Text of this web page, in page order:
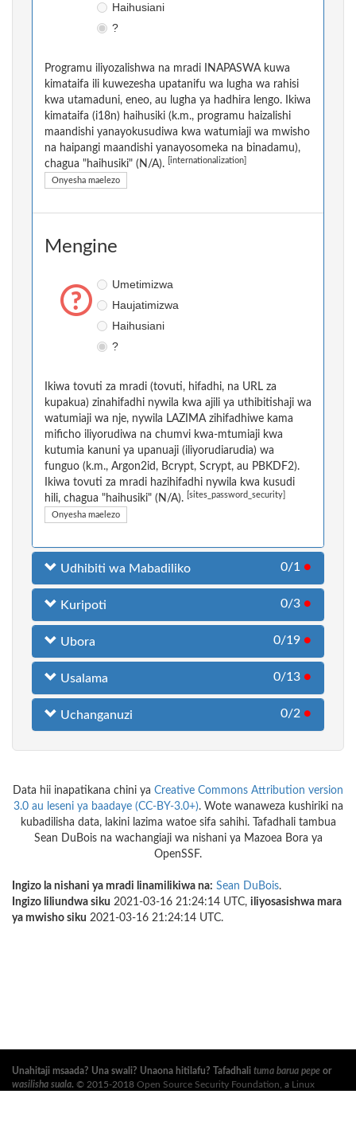
Haihusiani
?
Programu iliyozalishwa na mradi INAPASWA kuwa
kimataifa ili kuwezesha upatanifu wa lugha wa rahisi
kwa utamaduni, eneo, au lugha ya hadhira lengo. Ikiwa
kimataifa (i18n) haihusiki (k.m., programu haizalishi
maandishi yanayokusudiwa kwa watumiaji wa mwisho
na haipangi maandishi yanayosomeka na binadamu),
chagua "haihusiki" (N/A).
[internationalization]
Onyesha maelezo
Mengine
Umetimizwa
Haujatimizwa
Haihusiani
?
Ikiwa tovuti za mradi (tovuti, hifadhi, na URL za
kupakua) zinahifadhi nywila kwa ajili ya uthibitishaji wa
watumiaji wa nje, nywila LAZIMA zihifadhiwe kama
mificho iliyorudiwa na chumvi kwa-mtumiaji kwa
kutumia kanuni ya upanuaji (iliyorudiarudia) wa
funguo (k.m., Argon2id, Bcrypt, Scrypt, au PBKDF2).
Ikiwa tovuti za mradi hazihifadhi nywila kwa kusudi
hili, chagua "haihusiki" (N/A).
[sites_password_security]
Onyesha maelezo
Udhibiti wa Mabadiliko 0/1 ●
Kuripoti 0/3 ●
Ubora 0/19 ●
Usalama 0/13 ●
Uchanganuzi 0/2 ●
Data hii inapatikana chini ya Creative Commons Attribution version
3.0 au leseni ya baadaye (CC-BY-3.0+). Wote wanaweza kushiriki na
kubadilisha data, lakini lazima watoe sifa sahihi. Tafadhali tambua
Sean DuBois na wachangiaji wa nishani ya Mazoea Bora ya
OpenSSF.
Ingizo la nishani ya mradi linamilikiwa na: Sean DuBois.
Ingizo liliundwa siku 2021-03-16 21:24:14 UTC, iliyosasishwa mara
ya mwisho siku 2021-03-16 21:24:14 UTC.
Unahitaji msaada? Una swali? Unaona hitilafu? Tafadhali tuma barua pepe or
wasilisha suala. © 2015-2018 Open Source Security Foundation , a Linux